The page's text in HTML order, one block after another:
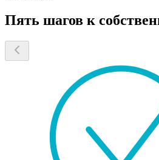
Пять шагов к